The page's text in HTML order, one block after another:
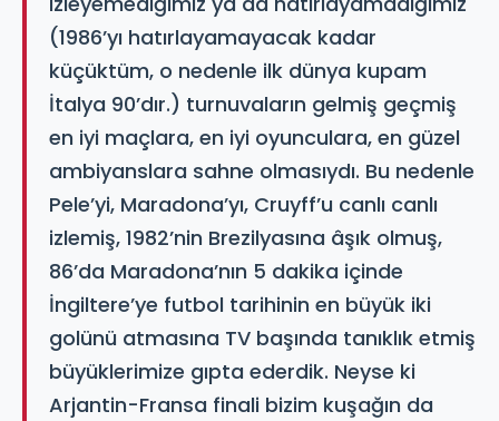
(1986’yı hatırlayamayacak kadar
küçüktüm, o nedenle ilk dünya kupam
İtalya 90’dır.) turnuvaların gelmiş geçmiş
en iyi maçlara, en iyi oyunculara, en güzel
ambiyanslara sahne olmasıydı. Bu nedenle
Pele’yi, Maradona’yı, Cruyff’u canlı canlı
izlemiş, 1982’nin Brezilyasına âşık olmuş,
86’da Maradona’nın 5 dakika içinde
İngiltere’ye futbol tarihinin en büyük iki
golünü atmasına TV başında tanıklık etmiş
büyüklerimize gıpta ederdik. Neyse ki
Arjantin-Fransa finali bizim kuşağın da